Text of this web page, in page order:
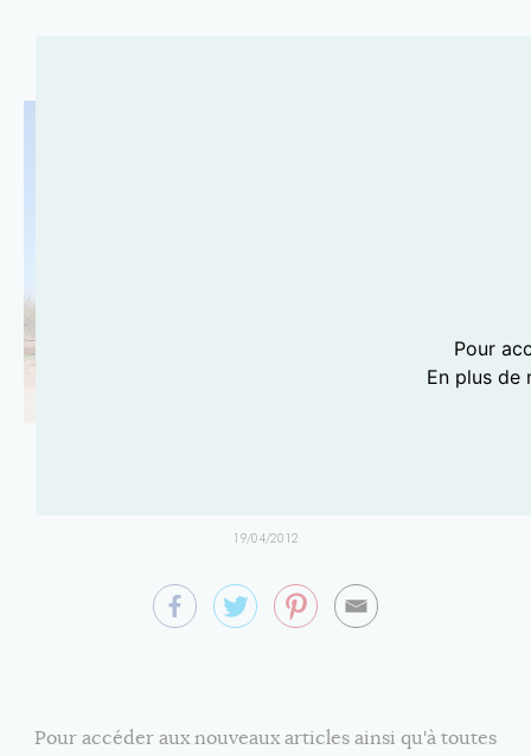
19/04/2012
Pour accéder aux nouveaux articles ainsi qu'à toutes
Pour
En plus de